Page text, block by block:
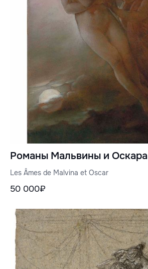
Романы Мальвины и Оскара
Les Âmes de Malvina et Oscar
50 000₽